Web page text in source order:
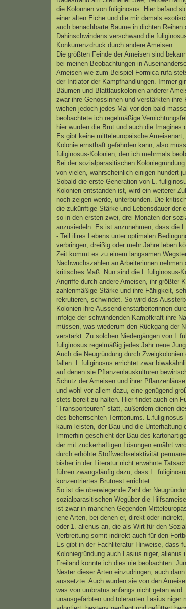
die Kolonnen von fuliginosus. Hier befand
einer alten Eiche und die mir damals
auch benachbarte Bäume in dichten
Dahinschwindens verschwand die
Konkurrenzdruck durch andere Ameisen.
Die größten Feinde der Ameisen sind
bei meinen Beobachtungen in
Ameisen wie zum Beispiel Formica rufa
der Initiator der Kampfhandlungen. Immer
Bäumen und Blattlauskolonien anderer
zwar ihre Genossinnen und verstärkten
wichen jedoch jedes Mal vor den bald
beobachtete ich regelmäßige
hier wurden die Brut und auch die Imagines
Es gibt keine mitteleuropäische
Kolonie ernsthaft gefährden kann, also
fuliginosus-Kolonien, den ich mehrmals
Bei der sozialparasitischen
von vielen, wahrscheinlich einigen hundert
Sobald die erste Generation von L.
Kolonien entstanden ist, wird ein weiterer
noch zeigen werde, unterbunden. Die
die zukünftige Stärke und Lebensdauer der
so in den ersten zwei, drei Monaten der
anzusiedeln. Es ist anzunehmen, dass die
- Teil ilires Lebens unter optimalen
verbringen, dreißig oder mehr Jahre leben
Zeit kommt es zu einem langsamen
Nachwuchszahlen an Arbeiterinnen
kritisches Maß. Nun sind die L.fuliginosus-
Angriffe durch andere Ameisen, ihr größter
zahlenmäßige Stärke und ihre Fähigkeit,
rekrutieren, schwindet. So wird das
Kolonien ihre Aussendienstarbeiterinnen
infolge der schwindenden Kampfkraft ihre
müssen, was wiederum den Rückgang der
verstärkt. Zu solchen Niedergängen von
fuliginosus regelmäßig jedes Jahr neue
Auch die Neugründung durch
fallen. L.fuliginosus errichtet zwar
auf denen sie Pflanzenlauskulturen
Schutz der Ameisen und ihrer
und wohl vor allem dazu, eine genügend
stets bereit zu halten. Hier findet auch ein
"Transporteuren" statt, außerdem dienen
des beherrschten Territoriums.
kaum leisten, der Bau und die
Immerhin geschieht der Bau des
der mit zuckerhaItigen Lösungen ernährt
durch erhöhte Stoffwechselaktivität
bisher in der Literatur nicht erwähnte
führen zwangsläufig dazu, dass L.
konzentriertes Brutnest errichtet.
So ist die überwiegende Zahl der
sozialparasitischen Wegüber die
ist zwar in manchen Gegenden
jene Arten, bei denen er, direkt oder
oder 1. alienus an, die als Wirt für den
Verbreitung somit indirekt auch für den
Es gibt in der Fachliteratur Hinweise, dass
Koloniegründung auch Lasius niger,
Freiland konnte ich dies nie beobachten.
Nester dieser Arten einzudringen, auch
aussetzte. Auch wurden sie von den
was von umbratus anfangs nicht getan
unausgefärbten und toleranten Lasius